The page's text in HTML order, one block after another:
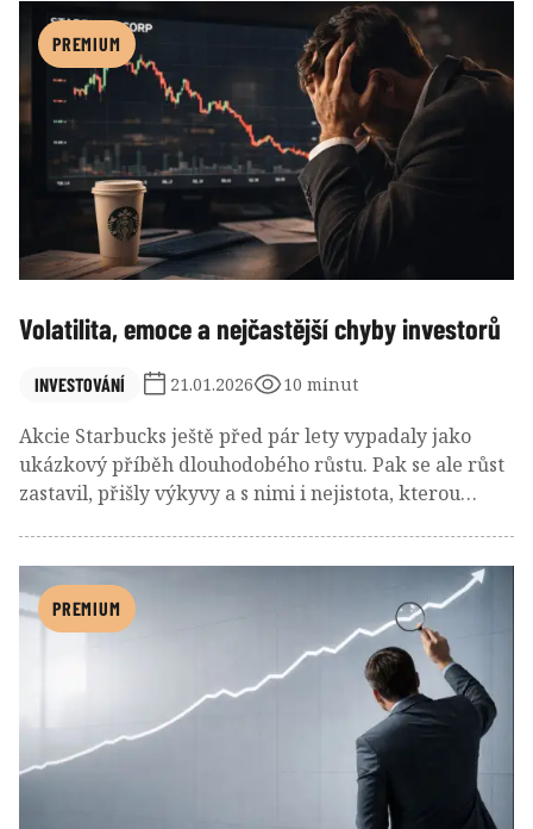
snadno výnosy ukrajují poplatky a emoce a proč se
dlouhodobý úspěch v investování většinou rodí z
jednoduchosti, trpělivosti a dobře nastaveného plánu.
PREMIUM
Volatilita, emoce a nejčastější chyby investorů
INVESTOVÁNÍ 21.01.2026 10 minut
Akcie Starbucks ještě před pár lety vypadaly jako
ukázkový příběh dlouhodobého růstu. Pak se ale růst
zastavil, přišly výkyvy a s nimi i nejistota, kterou
maniodepresivní a proč o úspěchu v investování
nakonec nerozhodují odhady ani grafy, ale schopnost
vydržet, držet plán a nenechat se strhnout emocemi.
PREMIUM